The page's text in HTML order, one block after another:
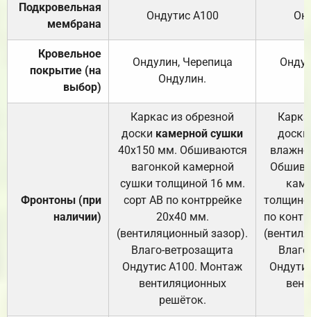
Подкровельная
мембрана
Ондутис А100
Кровельное
покрытие (на
выбор)
Ондулин, Черепица
Ондулин.
Фронтоны (при
наличии)
Каркас из обрезной
доски камерной сушки
40х150 мм. Обшиваются
вагонкой камерной
сушки толщиной 16 мм.
сорт АВ по контррейке
20х40 мм.
(вентиляционный зазор).
Влаго-ветрозащита
Ондутис А100. Монтаж
вентиляционных
решёток.
доски
по